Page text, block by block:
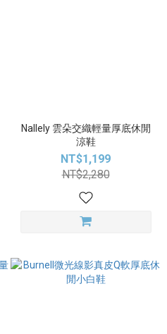
Nallely 雲朵交織輕量厚底休閒
涼鞋
NT$1,199
NT$2,280